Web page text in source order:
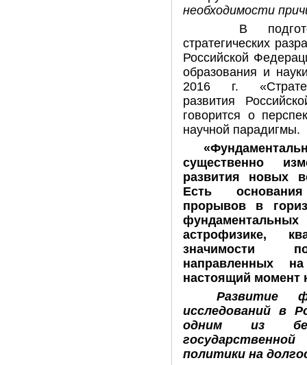
необходимости
В
стратегических
Российской
образования и
2016 г.
развития
говорится о
научной парадигмы.
существенно
развития новых
Есть
прорывов в
астрофизике,
значимости
направленных
настоящий момент
Развитие
исследований в
одним из
политики на